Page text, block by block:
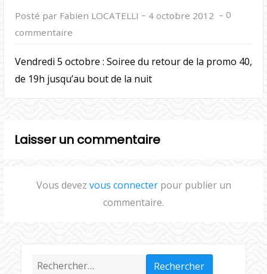
Posté par Fabien LOCATELLI – 4 octobre 2012 – 0
commentaire
Vendredi 5 octobre : Soiree du retour de la promo 40,
de 19h jusqu’au bout de la nuit
Laisser un commentaire
Vous devez vous connecterpour publier un
commentaire.
Rechercher :